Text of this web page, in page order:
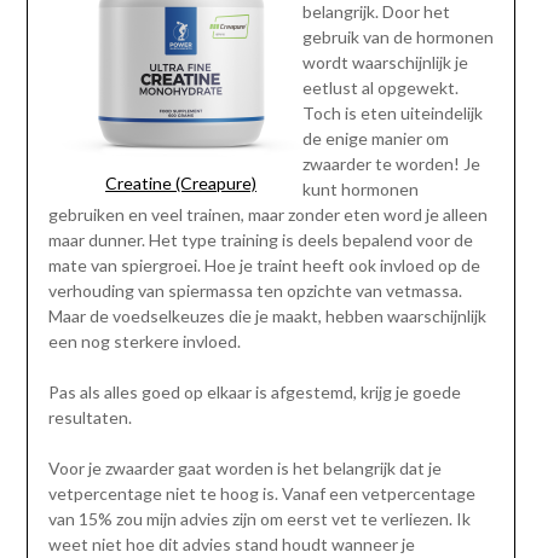
Creatine (Creapure)
belangrijk. Door het
gebruik van de hormonen
wordt waarschijnlijk je
eetlust al opgewekt.
Toch is eten uiteindelijk
de enige manier om
zwaarder te worden! Je
kunt hormonen
gebruiken en veel trainen, maar zonder eten word je alleen
maar dunner. Het type training is deels bepalend voor de
mate van spiergroei. Hoe je traint heeft ook invloed op de
verhouding van spiermassa ten opzichte van vetmassa.
Maar de voedselkeuzes die je maakt, hebben waarschijnlijk
een nog sterkere invloed.
Pas als alles goed op elkaar is afgestemd, krijg je goede
resultaten.
Voor je zwaarder gaat worden is het belangrijk dat je
vetpercentage niet te hoog is. Vanaf een vetpercentage
van 15% zou mijn advies zijn om eerst vet te verliezen. Ik
weet niet hoe dit advies stand houdt wanneer je